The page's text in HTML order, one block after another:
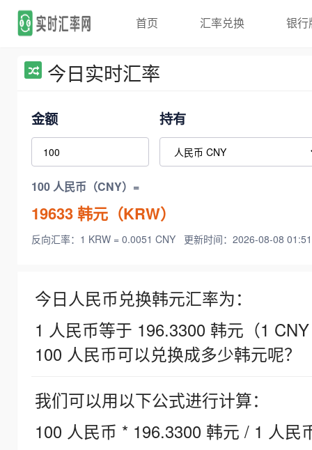
首页 汇率兑换 银行
今日实时汇率
金额 持有
100 人民币（CNY）=
19633韩元（KRW）
反向汇率：1 KRW = 0.0051 CNY 更新时间：2026-08-08
今日人民币兑换韩元汇率为：
1 人民币等于 196.3300 韩元（1
100 人民币可以兑换成多少韩元呢？
我们可以用以下公式进行计算：
100 人民币 * 196.3300 韩元 / 1 人民